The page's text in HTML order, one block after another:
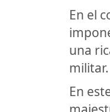
En el
una
militar.
En